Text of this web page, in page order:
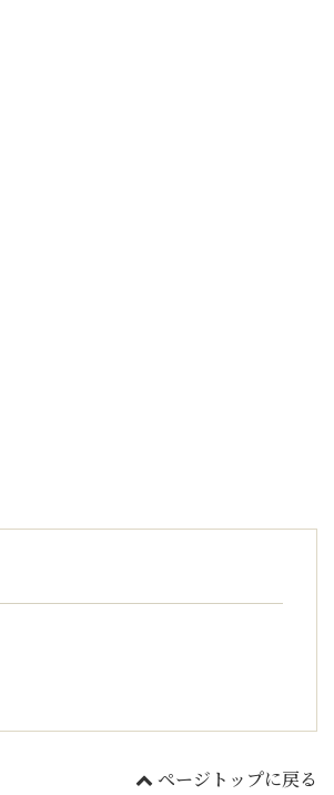
ページトップに戻る